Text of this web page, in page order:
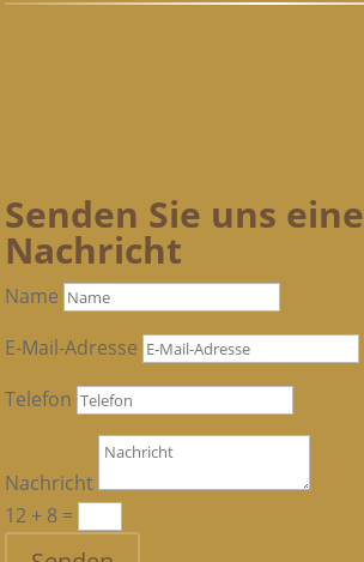
Senden Sie uns eine
Nachricht
Name
E-Mail-Adresse
Telefon
Nachricht
12 + 8 =